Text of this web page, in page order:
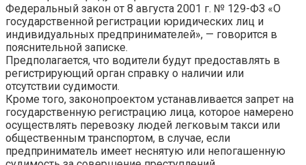
Федеральный закон от 8 августа 2001 г. № 129-ФЗ «О
государственной регистрации юридических лиц и
индивидуальных предпринимателей», — говорится в
пояснительной записке.
Предполагается, что водители будут предоставлять в
регистрирующий орган справку о наличии или
отсутствии судимости.
Кроме того, законопроектом устанавливается запрет на
государственную регистрацию лица, которое намерено
осуществлять перевозку людей легковым такси или
общественным транспортом, в случае, если
предприниматель имеет неснятую или непогашенную